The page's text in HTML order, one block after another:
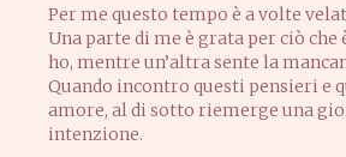
Per me questo tempo è a volte
Una parte di me è grata per ciò che
ho, mentre un’altra sente la
Quando incontro questi pensieri e
amore, al di sotto riemerge una
intenzione.